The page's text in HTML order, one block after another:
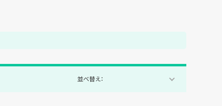
並べ替え：